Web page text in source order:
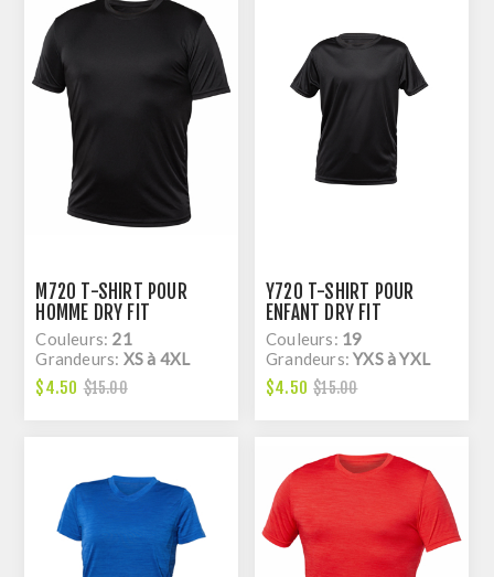
M720 T-SHIRT POUR
HOMME DRY FIT
Couleurs: 21
Grandeurs: XS à 4XL
$4.50 $15.00
Y720 T-SHIRT POUR
ENFANT DRY FIT
Couleurs: 19
Grandeurs:YXS à YXL
$4.50 $15.00